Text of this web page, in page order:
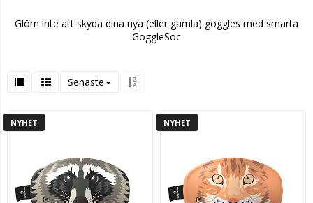
Glöm inte att skyda dina nya (eller gamla) goggles med smarta
GoggleSoc
Senaste
NYHET NYHET